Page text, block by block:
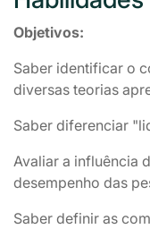
Objetivos:
Saber identificar o
diversas teorias
Saber diferenciar
Avaliar a influência
desempenho das
Saber definir as